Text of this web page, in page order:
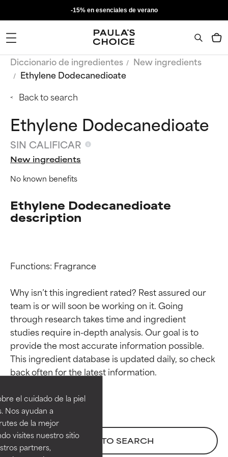
el cuidado de la piel
Nos ayudan a
de la mejor
visites nuestro sitio
partners,
-15% en esenciales de verano
Diccionario de ingredientes
New ingredients
Ethylene Dodecanedioate
Back to search
Ethylene Dodecanedioate
SIN CALIFICAR
New ingredients
No known benefits
Ethylene Dodecanedioate
description
Functions: Fragrance
Why isn’t this ingredient rated? Rest assured our
team is or will soon be working on it. Going
through research takes time and ingredient
studies require in-depth analysis. Our goal is to
provide the most accurate information possible.
This ingredient database is updated daily, so check
BACK TO SEARCH
Calificaciones de
ingredientes
EXCELENTE
Ingrediente sobresaliente con
beneficios reales para la piel. Su
eficacia está demostrada y
respaldada por estudios
Calificaciones de
ingredientes
EXCELENTE
Ingrediente sobresaliente con
beneficios reales para la piel. Su
eficacia está demostrada y
respaldada por estudios